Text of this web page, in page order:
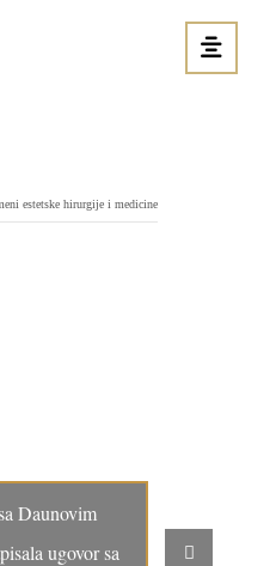
estetske hirurgije i medicine
Daunovim
ugovor sa